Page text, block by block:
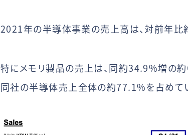
2021年の半導体事業の売上高は、対前年
特にメモリ製品の売上は、同約34.9%増の
同社の半導体売上全体の約77.1%を占めて